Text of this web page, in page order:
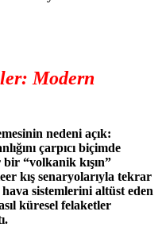
Modern
nedeni açık:
çarpıcı biçimde
“volkanik kışın”
kış senaryolarıyla tekrar
sistemlerini altüst eden
küresel felaketler